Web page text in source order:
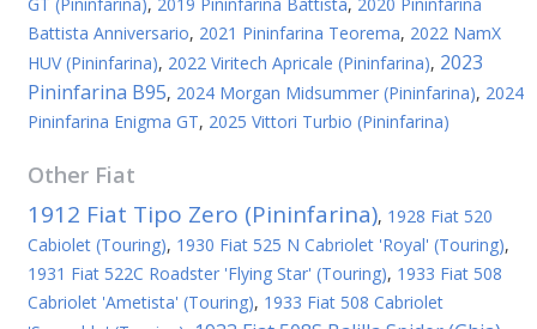
Battista Anniversario, 2021 Pininfarina Teorema, 2022 NamX
HUV (Pininfarina), 2022 Viritech Apricale (Pininfarina), 2023
Pininfarina B95, 2024 Morgan Midsummer (Pininfarina), 2024
Pininfarina Enigma GT, 2025 Vittori Turbio (Pininfarina)
Other Fiat
1912 Fiat Tipo Zero (Pininfarina), 1928 Fiat 520
Cabiolet (Touring), 1930 Fiat 525 N Cabriolet 'Royal' (Touring),
1931 Fiat 522C Roadster 'Flying Star' (Touring), 1933 Fiat 508
Cabriolet 'Ametista' (Touring), 1933 Fiat 508 Cabriolet